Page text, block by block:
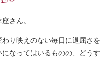
さん。
り映えのない毎日に退屈さを
なってはいるものの、どうす